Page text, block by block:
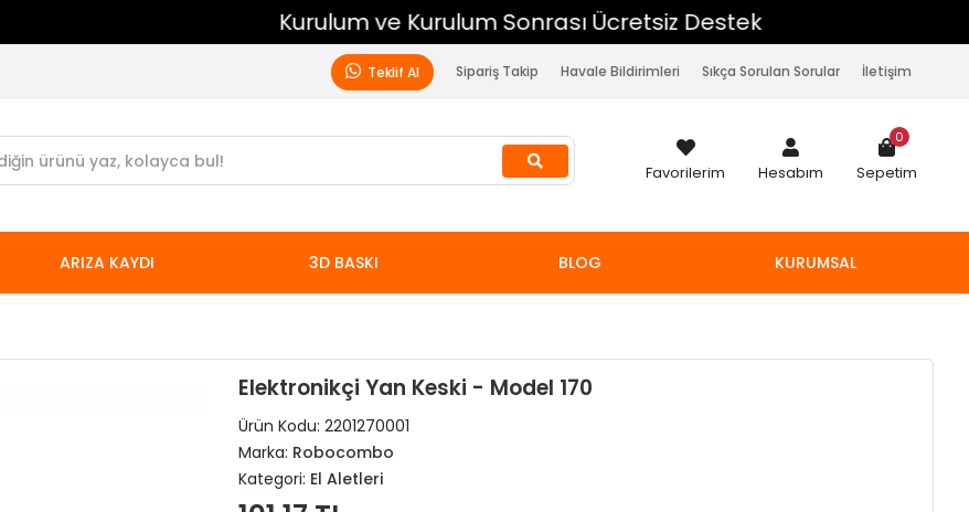
Kurulum ve Kurulum Sonrası Ücretsiz Destek
Teklif Al Sipariş Takip Havale Bildirimleri Sıkça Sorulan Sorular İletişim
Favorilerim Hesabım Sepetim
0
ARIZA KAYDI 3D BASKI BLOG KURUMSAL
Elektronikçi Yan Keski - Model 170
Ürün Kodu: 2201270001
Marka: Robocombo
Kategori: El Aletleri